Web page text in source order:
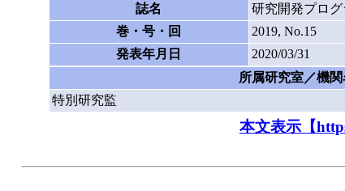
誌名
研究開発プロ
巻・号・回
2019, No.15
発表年月日
2020/03/31
所属研究室／機関
特別研究監
本文表示【